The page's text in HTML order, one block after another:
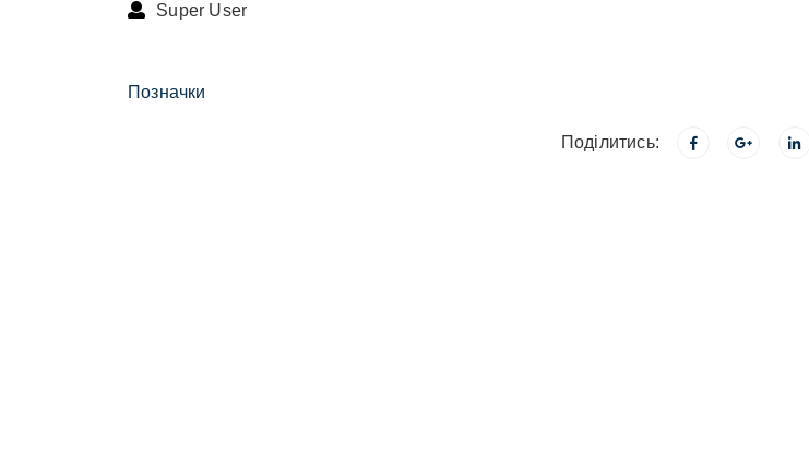
Super User
Позначки
Поділитись: